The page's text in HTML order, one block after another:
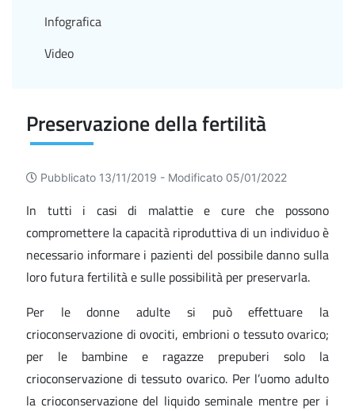
Preservazione della fertilità
Pubblicato 13/11/2019 - Modificato 05/01/2022
In tutti i casi di malattie e cure che possono
compromettere la capacità riproduttiva di un individuo è
necessario informare i pazienti del possibile danno sulla
loro futura fertilità e sulle possibilità per preservarla.
Per le donne adulte si può effettuare la
crioconservazione di ovociti, embrioni o tessuto ovarico;
per le bambine e ragazze prepuberi solo la
crioconservazione di tessuto ovarico. Per l’uomo adulto
la crioconservazione del liquido seminale mentre per i
Infografica
Video